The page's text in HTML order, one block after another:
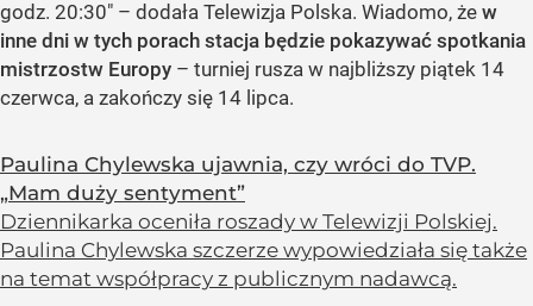
godz. 20:30" – dodała Telewizja Polska. Wiadomo, że w
inne dni w tych porach stacja będzie pokazywać spotkania
mistrzostw Europy – turniej rusza w najbliższy piątek 14
czerwca, a zakończy się 14 lipca.
Paulina Chylewska ujawnia, czy wróci do TVP.
„Mam duży sentyment”
Dziennikarka oceniła roszady w Telewizji Polskiej.
Paulina Chylewska szczerze wypowiedziała się także
na temat współpracy z publicznym nadawcą.